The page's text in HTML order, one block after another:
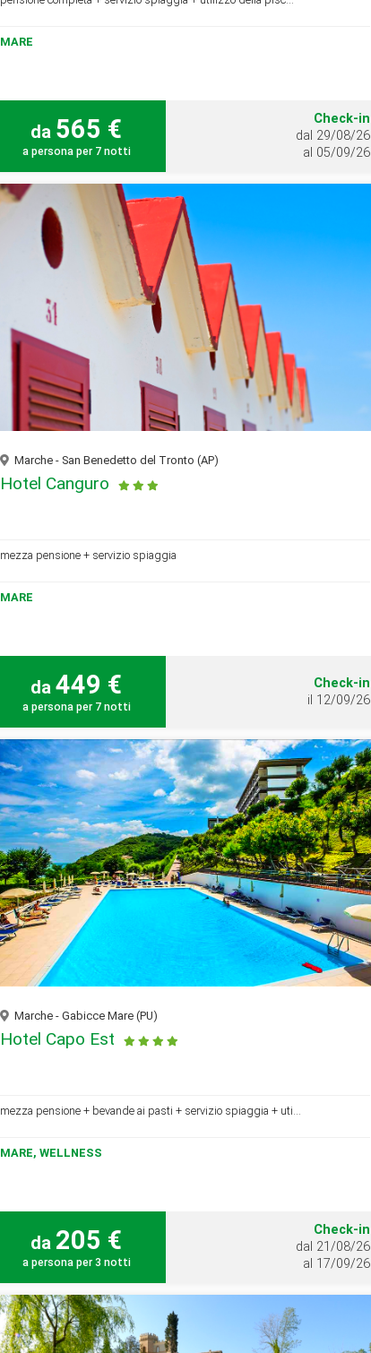
MARE
da 565 €
a persona per 7 notti
Check-in
dal 29/08/26
al 05/09/26
Marche - San Benedetto del Tronto (AP)
Hotel Canguro
mezza pensione + servizio spiaggia
MARE
da 449 €
a persona per 7 notti
Check-in
il 12/09/26
Marche - Gabicce Mare (PU)
Hotel Capo Est
mezza pensione + bevande ai pasti + servizio spiaggia + uti...
MARE, WELLNESS
da 205 €
a persona per 3 notti
Check-in
dal 21/08/26
al 17/09/26